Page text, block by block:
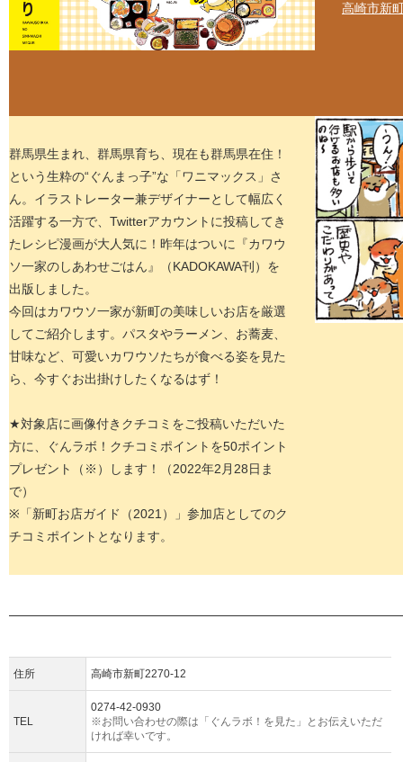
高崎市新
群馬県生まれ、群馬県育ち、現在も群馬県在住！
という生粋の“ぐんまっ子”な「ワニマックス」さ
ん。イラストレーター兼デザイナーとして幅広く
活躍する一方で、Twitterアカウントに投稿してき
たレシピ漫画が大人気に！昨年はついに『カワウ
ソ一家のしあわせごはん』（KADOKAWA刊）を
出版しました。
今回はカワウソ一家が新町の美味しいお店を厳選
してご紹介します。パスタやラーメン、お蕎麦、
甘味など、可愛いカワウソたちが食べる姿を見た
ら、今すぐお出掛けしたくなるはず！
★対象店に画像付きクチコミをご投稿いただいた
方に、ぐんラボ！クチコミポイントを50ポイント
プレゼント（※）します！（2022年2月28日ま
で）
※「新町お店ガイド（2021）」参加店としてのク
チコミポイントとなります。
住所 高崎市新町2270-12
TEL
0274-42-0930
※お問い合わせの際は「ぐんラボ！を見た」とお伝えいただ
ければ幸いです。